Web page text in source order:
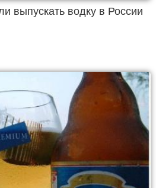
выпускать водку в России